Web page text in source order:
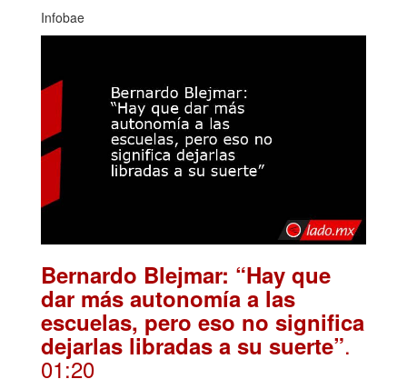
Infobae
Bernardo Blejmar: “Hay que
dar más autonomía a las
escuelas, pero eso no significa
dejarlas libradas a su suerte”.
01:20